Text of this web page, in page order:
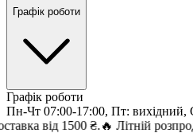
Графік роботи
Графік роботи
Пн-Чт 07:00-17:00, Пт: вихідний,
₴.🔥 Літній розпродаж — знижки